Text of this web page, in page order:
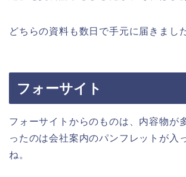
どちらの資料も数日で手元に届きまし
フォーサイト
フォーサイトからのものは、内容物が
ったのは会社案内のパンフレットが入
ね。